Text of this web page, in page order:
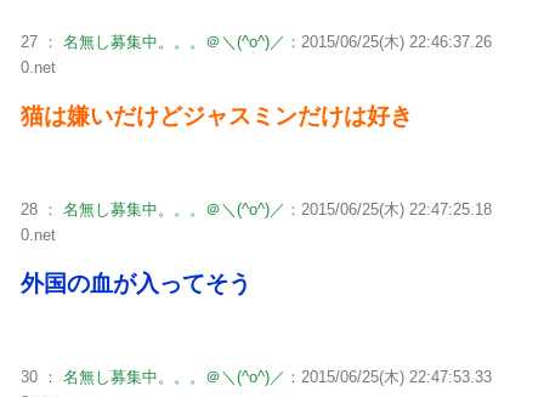
27 ： 名無し募集中。。。＠＼(^o^)／ ：2015/06/25(木) 22:46:37.26
0.net
猫は嫌いだけどジャスミンだけは好き
28 ： 名無し募集中。。。＠＼(^o^)／ ：2015/06/25(木) 22:47:25.18
0.net
外国の血が入ってそう
30 ： 名無し募集中。。。＠＼(^o^)／ ：2015/06/25(木) 22:47:53.33